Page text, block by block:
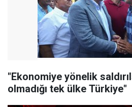
"Ekonomiye yönelik
olmadığı tek ülke Türkiye"